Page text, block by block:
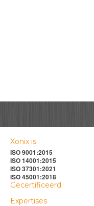
Xonix is
ISO 9001:2015
ISO 14001:2015
ISO 37301:2021
ISO 45001:2018
Gecertificeerd
Expertises